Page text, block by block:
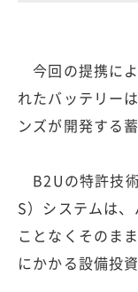
今回の提携に
れたバッテリー
ンズが開発する
B2Uの特許技
S）システムは
ことなくそのま
にかかる設備投